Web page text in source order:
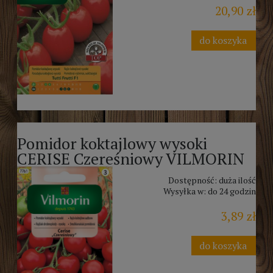
20,90 zł
do koszyka
Pomidor koktajlowy wysoki
CERISE Czereśniowy VILMORIN
Dostępność: duża ilość
Wysyłka w: do 24 godzin
3,89 zł
do koszyka